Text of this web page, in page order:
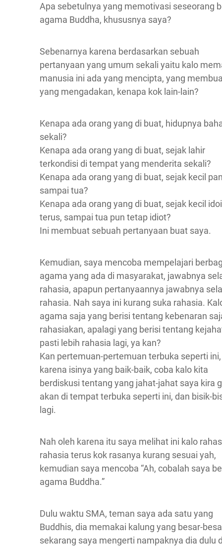
Apa sebetulnya yang memotivasi seseorang
agama Buddha, khususnya saya?
Sebenarnya karena berdasarkan sebuah
pertanyaan yang umum sekali yaitu kalo
manusia ini ada yang mencipta, yang
yang mengadakan, kenapa kok lain-lain?
Kenapa ada orang yang di buat, hidupnya
sekali?
Kenapa ada orang yang di buat, sejak lahir
terkondisi di tempat yang menderita sekali?
Kenapa ada orang yang di buat, sejak kecil
sampai tua?
Kenapa ada orang yang di buat, sejak kecil
terus, sampai tua pun tetap idiot?
Ini membuat sebuah pertanyaan buat saya.
Kemudian, saya mencoba mempelajari
agama yang ada di masyarakat, jawabnya
rahasia, apapun pertanyaannya jawabnya
rahasia. Nah saya ini kurang suka rahasia.
agama saja yang berisi tentang kebenaran
rahasiakan, apalagi yang berisi tentang
pasti lebih rahasia lagi, ya kan?
Kan pertemuan-pertemuan terbuka seperti
karena isinya yang baik-baik, coba kalo kita
berdiskusi tentang yang jahat-jahat saya kira
akan di tempat terbuka seperti ini, dan bisik-
lagi.
Nah oleh karena itu saya melihat ini kalo
rahasia terus kok rasanya kurang sesuai yah,
kemudian saya mencoba “Ah, cobalah saya
agama Buddha.”
Dulu waktu SMA, teman saya ada satu yang
Buddhis, dia memakai kalung yang besar-
sekarang saya mengerti nampaknya dia dulu